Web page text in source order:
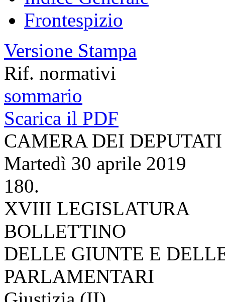
Resoconti delle Giunte e
Vai all'elenco delle sedute
Indice Generale
Frontespizio
Versione Stampa
Rif. normativi
sommario
Scarica il PDF
CAMERA DEI DEPUTATI
Martedì 30 aprile 2019
180.
XVIII LEGISLATURA